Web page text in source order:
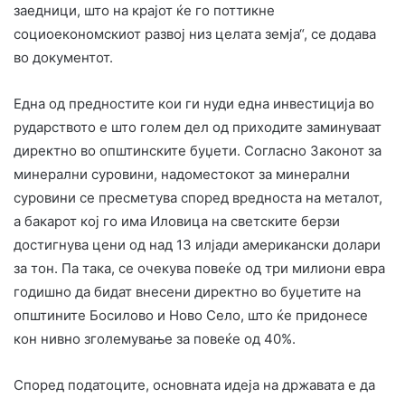
заедници, што на крајот ќе го поттикне
социоекономскиот развој низ целата земја“, се додава
во документот.
Една од предностите кои ги нуди една инвестиција во
рударството е што голем дел од приходите заминуваат
директно во општинските буџети. Согласно Законот за
минерални суровини, надоместокот за минерални
суровини се пресметува според вредноста на металот,
а бакарот кој го има Иловица на светските берзи
достигнува цени од над 13 илјади американски долари
за тон. Па така, се очекува повеќе од три милиони евра
годишно да бидат внесени директно во буџетите на
општините Босилово и Ново Село, што ќе придонесе
кон нивно зголемување за повеќе од 40%.
Според податоците, основната идеја на државата е да